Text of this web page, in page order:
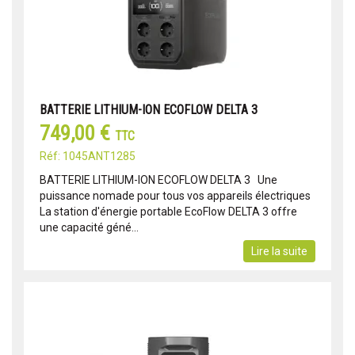
BATTERIE LITHIUM-ION ECOFLOW DELTA 3
749,00 € TTC
Réf: 1045ANT1285
BATTERIE LITHIUM-ION ECOFLOW DELTA 3 Une
puissance nomade pour tous vos appareils électriques
La station d'énergie portable EcoFlow DELTA 3 offre
une capacité géné...
Lire la suite